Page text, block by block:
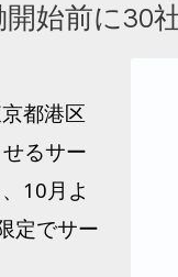
開始前に
都港区
るサー
10月よ
定でサー